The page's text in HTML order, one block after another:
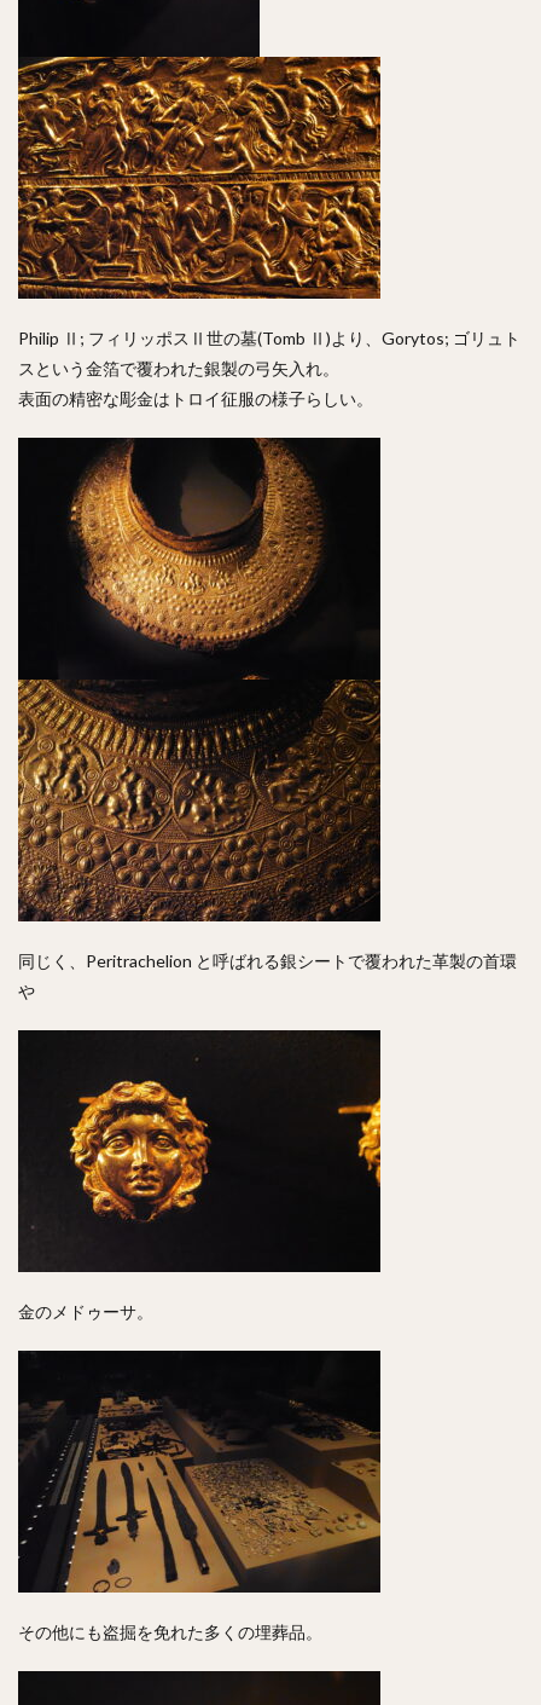
Philip Ⅱ; フィリッポスⅡ世の墓(Tomb Ⅱ)より、Gorytos; ゴリュト
スという金箔で覆われた銀製の弓矢入れ。
表面の精密な彫金はトロイ征服の様子らしい。
同じく、Peritrachelion と呼ばれる銀シートで覆われた革製の首環
や
金のメドゥーサ。
その他にも盗掘を免れた多くの埋葬品。